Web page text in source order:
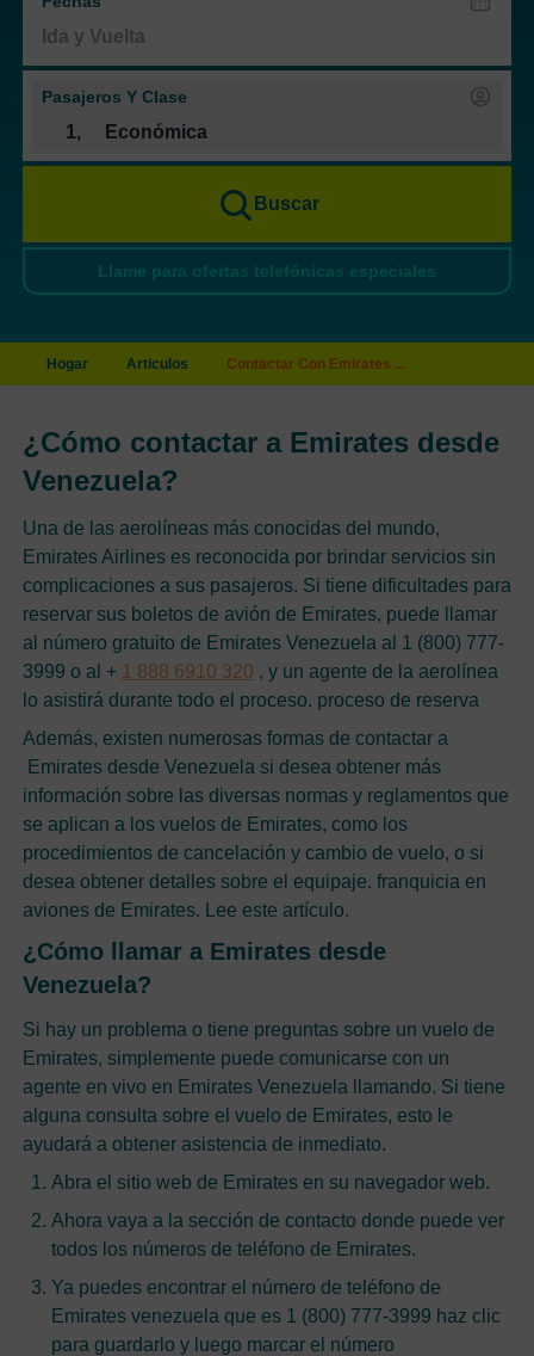
Pasajeros Y Clase
1, Económica
Buscar
Llame para ofertas telefónicas especiales
Hogar Articulos Contactar Con Emirates ...
¿Cómo contactar a Emirates desde
Venezuela?
Una de las aerolíneas más conocidas del mundo,
Emirates Airlines es reconocida por brindar servicios sin
complicaciones a sus pasajeros. Si tiene dificultades para
reservar sus boletos de avión de Emirates, puede llamar
al número gratuito de Emirates Venezuela al 1 (800) 777-
3999 o al + 1 888 6910 320 , y un agente de la aerolínea
lo asistirá durante todo el proceso. proceso de reserva
Además, existen numerosas formas de contactar a
Emirates desde Venezuela si desea obtener más
información sobre las diversas normas y reglamentos que
se aplican a los vuelos de Emirates, como los
procedimientos de cancelación y cambio de vuelo, o si
desea obtener detalles sobre el equipaje. franquicia en
aviones de Emirates. Lee este artículo.
¿Cómo llamar a Emirates desde
Venezuela?
Si hay un problema o tiene preguntas sobre un vuelo de
Emirates, simplemente puede comunicarse con un
agente en vivo en Emirates Venezuela llamando. Si tiene
alguna consulta sobre el vuelo de Emirates, esto le
ayudará a obtener asistencia de inmediato.
Abra el sitio web de Emirates en su navegador web.
Ahora vaya a la sección de contacto donde puede ver
todos los números de teléfono de Emirates.
Ya puedes encontrar el número de teléfono de
Emirates venezuela que es 1 (800) 777-3999 haz clic
para guardarlo y luego marcar el número